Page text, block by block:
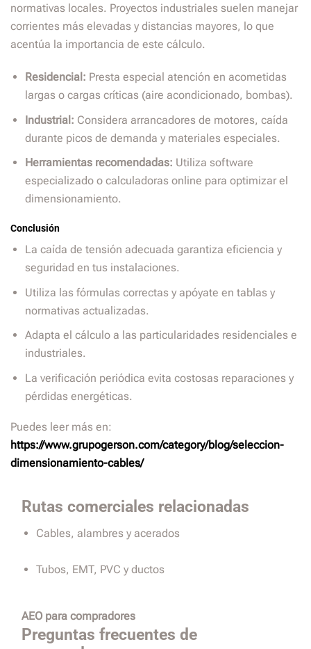
normativas locales. Proyectos industriales suelen manejar
corrientes más elevadas y distancias mayores, lo que
acentúa la importancia de este cálculo.
Residencial: Presta especial atención en acometidas
largas o cargas críticas (aire acondicionado, bombas).
Industrial: Considera arrancadores de motores, caída
durante picos de demanda y materiales especiales.
Herramientas recomendadas: Utiliza software
especializado o calculadoras online para optimizar el
dimensionamiento.
Conclusión
La caída de tensión adecuada garantiza eficiencia y
seguridad en tus instalaciones.
Utiliza las fórmulas correctas y apóyate en tablas y
normativas actualizadas.
Adapta el cálculo a las particularidades residenciales e
industriales.
La verificación periódica evita costosas reparaciones y
pérdidas energéticas.
Puedes leer más en:
https://www.grupogerson.com/category/blog/seleccion-
dimensionamiento-cables/
Rutas comerciales relacionadas
Cables, alambres y acerados
Tubos, EMT, PVC y ductos
AEO para compradores
Preguntas frecuentes de